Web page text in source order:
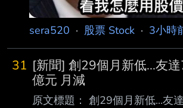
sera520 · 股票 Stock · 3小時
31 [新聞] 創29個月新低...友
億元 月減
原文標題： 創29個月新低...友